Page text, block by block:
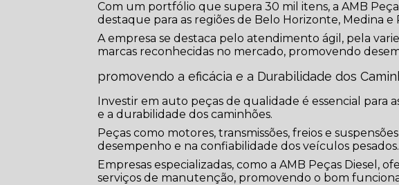
Com um portfólio que supera 30 mil itens, a AMB
destaque para as regiões de Belo Horizonte, Medina e
A empresa se destaca pelo atendimento ágil, pela
marcas reconhecidas no mercado, promovendo
promovendo a eficácia e a Durabilidade dos
Investir em auto peças de qualidade é essencial para
e a durabilidade dos caminhões.
Peças como motores, transmissões, freios e
desempenho e na confiabilidade dos veículos pesados.
Empresas especializadas, como a AMB Peças Diesel,
serviços de manutenção, promovendo o bom